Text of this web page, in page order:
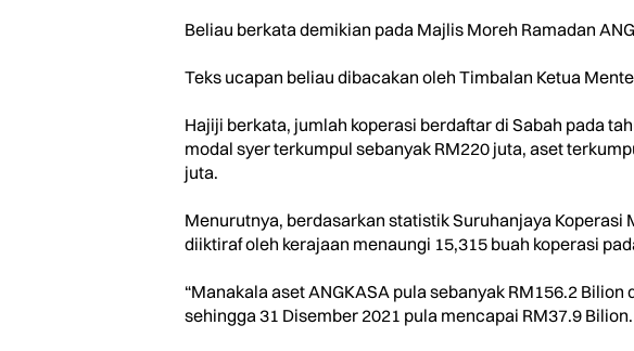
Beliau berkata demikian pada Majlis Moreh Ramadan
Teks ucapan beliau dibacakan oleh Timbalan Ketua
Hajiji berkata, jumlah koperasi berdaftar di Sabah pada
modal syer terkumpul sebanyak RM220 juta, aset
juta.
Menurutnya, berdasarkan statistik Suruhanjaya Koperasi
diiktiraf oleh kerajaan menaungi 15,315 buah koperasi
“Manakala aset ANGKASA pula sebanyak RM156.2
sehingga 31 Disember 2021 pula mencapai RM37.9 Bilion.